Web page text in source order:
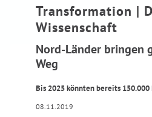
Transformation |
Wissenschaft
Nord-Länder bringen
Weg
Bis 2025 könnten bereits
08.11.2019